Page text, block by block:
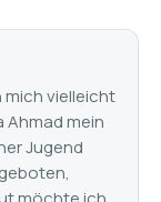
mich vielleicht
Ahmad mein
Jugend